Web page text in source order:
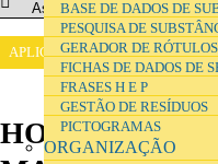
BASE DE DADOS DE
PESQUISA DE
GERADOR DE
FICHAS DE DADOS DE
FRASES H E P
GESTÃO DE RESÍDUOS
PICTOGRAMAS
ORGANIZAÇÃO
HOTINKER –